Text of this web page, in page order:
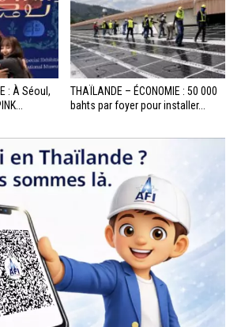
: À Séoul,
THAÏLANDE – ÉCONOMIE : 50 000
bahts par foyer pour installer...